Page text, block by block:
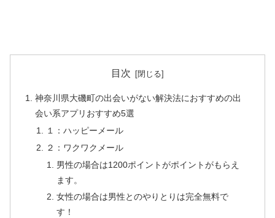
目次
神奈川県大磯町の出会いがない解決法におすすめの出
会い系アプリおすすめ5選
１：ハッピーメール
２：ワクワクメール
男性の場合は1200ポイントがポイントがもらえ
ます。
女性の場合は男性とのやりとりは完全無料で
す！